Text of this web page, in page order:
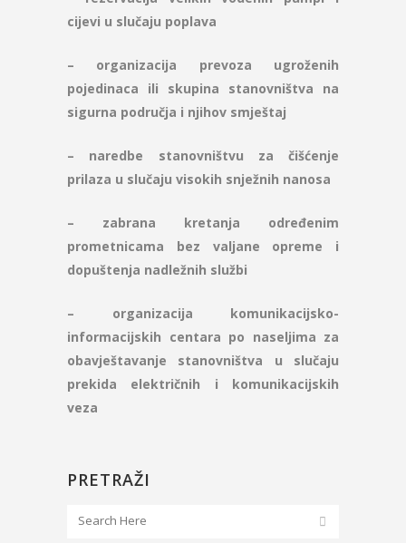
cijevi u slučaju poplava
– organizacija prevoza ugroženih
pojedinaca ili skupina stanovništva na
sigurna područja i njihov smještaj
– naredbe stanovništvu za čišćenje
prilaza u slučaju visokih snježnih nanosa
– zabrana kretanja određenim
prometnicama bez valjane opreme i
dopuštenja nadležnih službi
– organizacija komunikacijsko-
informacijskih centara po naseljima za
obavještavanje stanovništva u slučaju
prekida električnih i komunikacijskih
veza
PRETRAŽI